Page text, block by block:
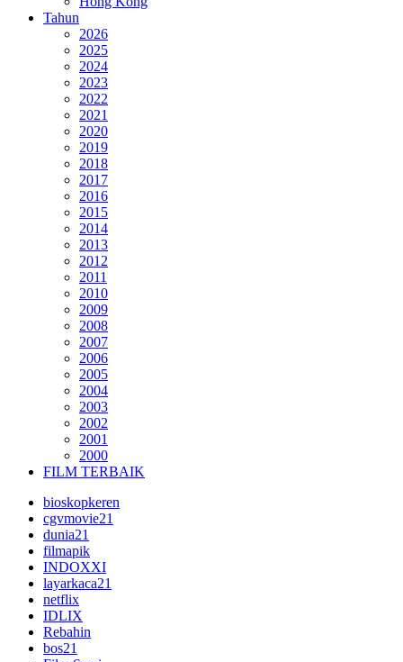
Tahun
2026
2025
2024
2023
2022
2021
2020
2019
2018
2017
2016
2015
2014
2013
2012
2011
2010
2009
2008
2007
2006
2005
2004
2003
2002
2001
2000
FILM TERBAIK
bioskopkeren
cgvmovie21
dunia21
filmapik
INDOXXI
layarkaca21
netflix
IDLIX
Rebahin
bos21